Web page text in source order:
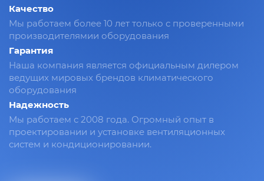
Качество
Мы работаем более 10 лет только с проверенными
производителямии оборудования
Гарантия
Наша компания является официальным дилером
ведущих мировых брендов климатического
оборудования
Надежность
Мы работаем с 2008 года. Огромный опыт в
проектировании и установке вентиляционных
систем и кондиционировании.